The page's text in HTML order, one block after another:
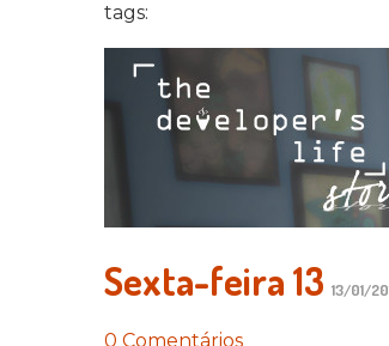
tags:
Sexta-feira 13 13/01/
0 Comentários